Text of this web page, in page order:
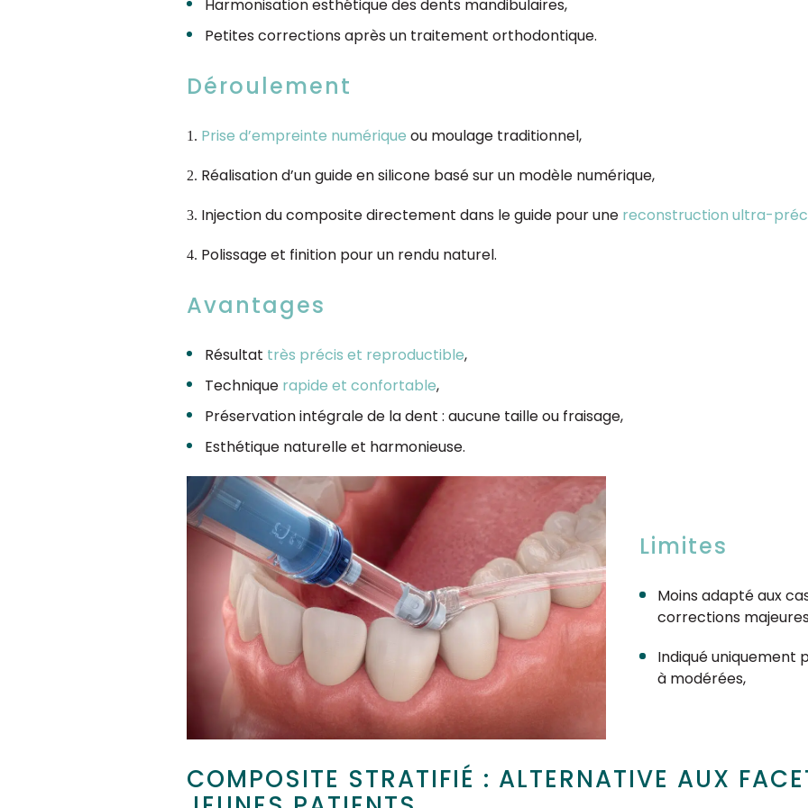
Harmonisation esthétique des dents mandibulaires,
Petites corrections après un traitement orthodontique.
Déroulement
Prise d’empreinte numérique ou moulage traditionnel,
Réalisation d’un guide en silicone basé sur un modèle numérique,
Injection du composite directement dans le guide pour une reconstruction ultra-
Polissage et finition pour un rendu naturel.
Avantages
Résultat très précis et reproductible,
Technique rapide et confortable,
Préservation intégrale de la dent : aucune taille ou fraisage,
Esthétique naturelle et harmonieuse.
Limites
Moins adapté aux
corrections
Indiqué uniquement
à modérées,
COMPOSITE STRATIFIÉ : ALTERNATIVE AUX